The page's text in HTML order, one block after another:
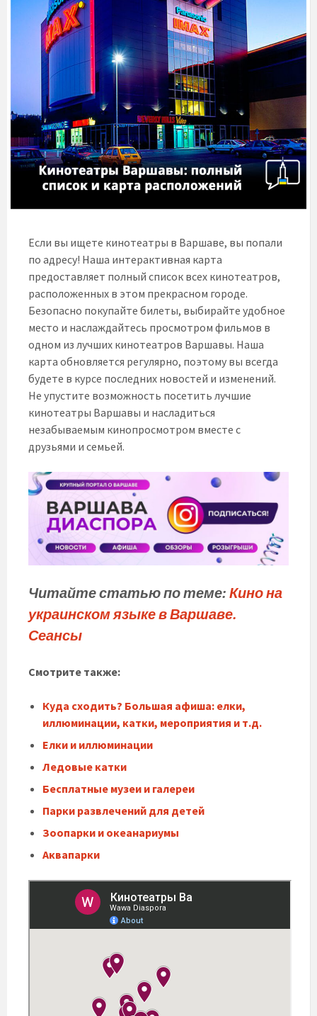
Если вы ищете кинотеатры в Варшаве, вы попали
по адресу! Наша интерактивная карта
предоставляет полный список всех кинотеатров,
расположенных в этом прекрасном городе.
Безопасно покупайте билеты, выбирайте удобное
место и наслаждайтесь просмотром фильмов в
одном из лучших кинотеатров Варшавы. Наша
карта обновляется регулярно, поэтому вы всегда
будете в курсе последних новостей и изменений.
Не упустите возможность посетить лучшие
кинотеатры Варшавы и насладиться
незабываемым кинопросмотром вместе с
друзьями и семьей.
Читайте статью по теме: Кино на
украинском языке в Варшаве.
Сеансы
Смотрите также:
Куда сходить? Большая афиша: елки,
иллюминации, катки, мероприятия и т.д.
Елки и иллюминации
Ледовые катки
Бесплатные музеи и галереи
Парки развлечений для детей
Зоопарки и океанариумы
Аквапарки